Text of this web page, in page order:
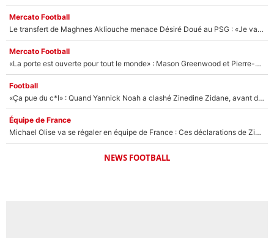
Mercato Football
Le transfert de Maghnes Akliouche menace Désiré Doué au PSG : «Je valide à 200%»
Mercato Football
«La porte est ouverte pour tout le monde» : Mason Greenwood et Pierre-Emerick Aubameyang ont quitté l'OM, Amine Gouiri balance sur la suite du mercato et sur la réaction du vestiaire !
Football
«Ça pue du c*l» : Quand Yannick Noah a clashé Zinedine Zidane, avant de se faire recadrer par le nouveau sélectionneur de l'équipe de France !
Équipe de France
Michael Olise va se régaler en équipe de France : Ces déclarations de Zinedine Zidane qui prouvent qu'il va tout miser sur la star du Bayern Munich !
NEWS FOOTBALL